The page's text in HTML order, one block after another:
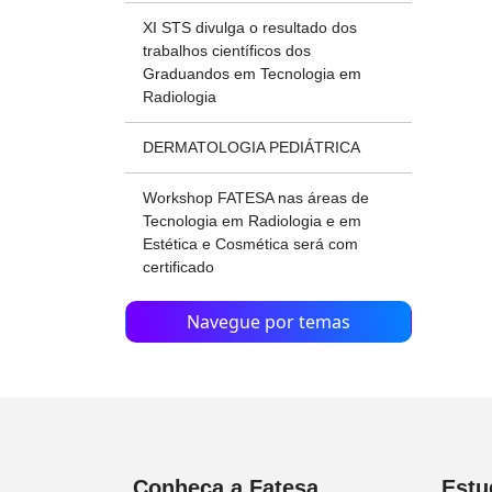
XI STS divulga o resultado dos
trabalhos científicos dos
Graduandos em Tecnologia em
Radiologia
DERMATOLOGIA PEDIÁTRICA
Workshop FATESA nas áreas de
Tecnologia em Radiologia e em
Estética e Cosmética será com
certificado
Navegue por temas